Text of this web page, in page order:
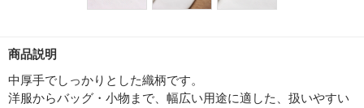
商品説明
中厚手でしっかりとした織柄です。
洋服からバッグ・小物まで、幅広い用途に適した、扱いやすい